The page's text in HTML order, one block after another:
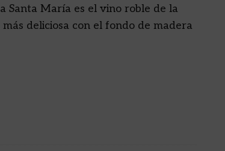
Santa María es el vino roble de la
deliciosa con el fondo de madera